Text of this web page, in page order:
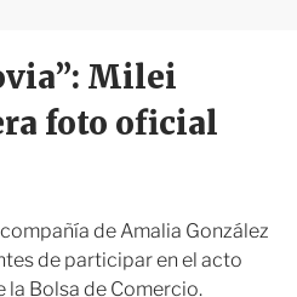
ó
s
i
r
Milei
foto oficial
de Amalia González
de participar en el acto
la Bolsa de Comercio.